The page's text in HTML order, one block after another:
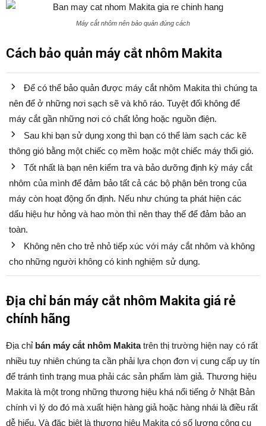
Máy cắt nhôm nên bảo quản đúng cách
Cách bảo quản máy cắt nhôm Makita
Để có thể bảo quản được máy cắt nhôm Makita thì chúng ta
nên để ở những nơi sạch sẽ và khô ráo. Tuyệt đối không để
máy cắt gần những nơi có chất lỏng hoặc nguồn điện.
Sau khi bạn sử dụng xong thì bạn có thể làm sạch các kẽ
thông gió bằng một chiếc cọ mềm hoặc một chiếc máy thổi gió.
Tốt nhất là bạn nên kiểm tra và bảo dưỡng định kỳ máy cắt
nhôm của mình để đảm bảo tất cả các bộ phận bên trong của
máy còn hoạt động ổn định. Nếu như chúng ta phát hiện các
dấu hiệu hư hỏng và hao mòn thì nên thay thế để đảm bảo an
toàn.
Không nên cho trẻ nhỏ tiếp xúc với máy cắt nhôm và không
cho những người không có kinh nghiệm sử dụng.
Địa chỉ bán máy cắt nhôm Makita giá rẻ
chính hãng
Địa chỉ bán máy cắt nhôm Makitatrên thị trường hiện nay có rất
nhiều tuy nhiên chúng ta cần phải lựa chọn đơn vị cung cấp uy tín
để tránh tình trạng mua phải các sản phẩm làm giả. Thương hiệu
Makita là một trong những thương hiệu khá nổi tiếng ở Nhật Bản
chính vì lý do đó mà xuất hiện hàng giả hoặc hàng nhái là điều rất
dễ hiểu. Và đặc biệt là thương hiệu Makita có số lượng công cụ